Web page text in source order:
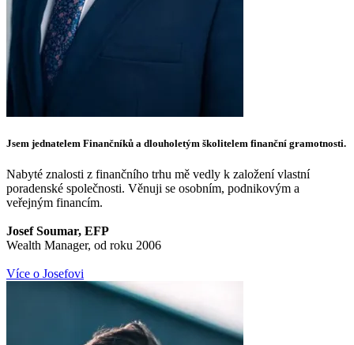
Jsem jednatelem Finančníků a dlouholetým školitelem finanční gramotnosti.
Nabyté znalosti z finančního trhu mě vedly k založení vlastní
poradenské společnosti. Věnuji se osobním, podnikovým a
veřejným financím.
Josef Soumar, EFP
Wealth Manager, od roku 2006
Více o Josefovi